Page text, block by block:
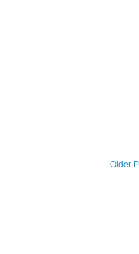
Older